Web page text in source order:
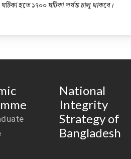
হতে ১৭০০ ঘটিকা পর্যন্ত চালু থাকবে।
National
Integrity
Strategy of
Bangladesh